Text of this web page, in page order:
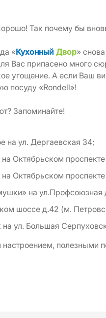
Так почему бы
«Кухонный Двор»
Вас припасено много
угощение. А если Ваш
посуду «Rondell»!
Запоминайте!
на ул. Дергаевская 34;
Октябрьском проспекте
Октябрьском
на
шоссе д.42 (м.
на ул. Большая
полезными